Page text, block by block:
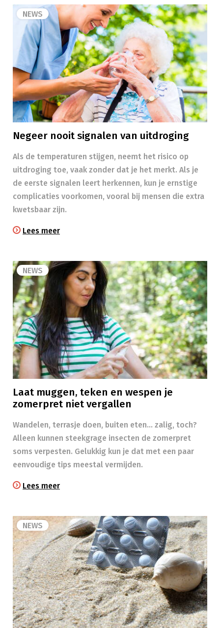
NEWS
Negeer nooit signalen van uitdroging
Als de temperaturen stijgen, neemt het risico op
uitdroging toe, vaak zonder dat je het merkt. Als je
de eerste signalen leert herkennen, kun je ernstige
complicaties voorkomen, vooral bij mensen die extra
kwetsbaar zijn.
Lees meer
NEWS
Laat muggen, teken en wespen je
zomerpret niet vergallen
Wandelen, terrasje doen, buiten eten… zalig, toch?
Alleen kunnen steekgrage insecten de zomerpret
soms verpesten. Gelukkig kun je dat met een paar
eenvoudige tips meestal vermijden.
Lees meer
NEWS